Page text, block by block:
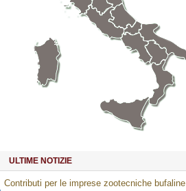
Abruzzo
Basilicata
Marche
Molise
Puglia
Umbria
ULTIME NOTIZIE
Contributi per le imprese zootecniche bufaline